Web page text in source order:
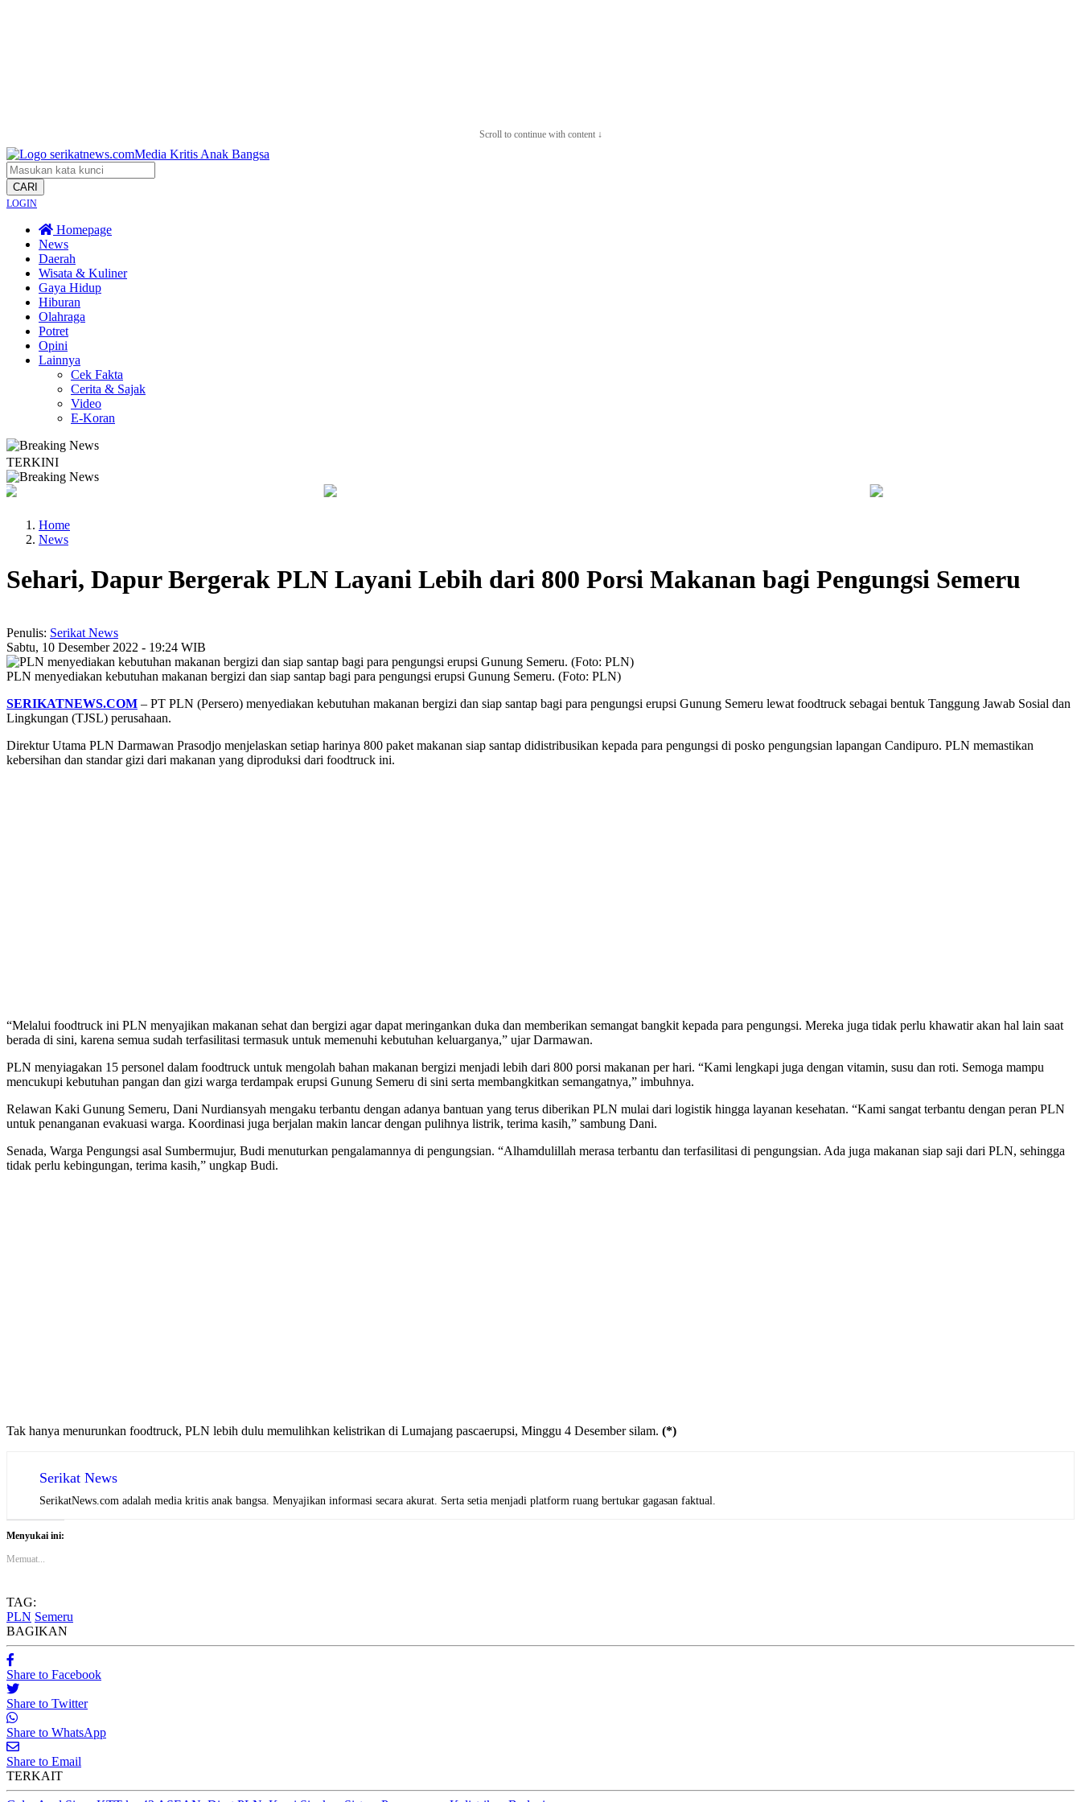
Scroll to continue with content ↓
CARI
LOGIN
Homepage
News
Daerah
Wisata & Kuliner
Gaya Hidup
Hiburan
Olahraga
Potret
Opini
Lainnya
Cek Fakta
Cerita & Sajak
Video
E-Koran
TERKINI
Demokrasi Ekonomi Bukan Sekadar Bernama Koperasi Lima Pekerja Bangunan Dibunuh OPM, Komisi XIII: Negara Harus Jamin Rasa Aman bagi Pekerja Sipil Ketika Koperasi Memikul Negara
Home
News
Sehari, Dapur Bergerak PLN Layani Lebih dari 800 Porsi Makanan bagi Pengungsi Semeru
Penulis: Serikat News
Sabtu, 10 Desember 2022 - 19:24 WIB
PLN menyediakan kebutuhan makanan bergizi dan siap santap bagi para pengungsi erupsi Gunung Semeru. (Foto: PLN)
SERIKATNEWS.COM – PT PLN (Persero) menyediakan kebutuhan makanan bergizi dan siap santap bagi para pengungsi erupsi Gunung Semeru lewat foodtruck sebagai bentuk Tanggung Jawab Sosial dan
Lingkungan (TJSL) perusahaan.
Direktur Utama PLN Darmawan Prasodjo menjelaskan setiap harinya 800 paket makanan siap santap didistribusikan kepada para pengungsi di posko pengungsian lapangan Candipuro. PLN memastikan
kebersihan dan standar gizi dari makanan yang diproduksi dari foodtruck ini.
“Melalui foodtruck ini PLN menyajikan makanan sehat dan bergizi agar dapat meringankan duka dan memberikan semangat bangkit kepada para pengungsi. Mereka juga tidak perlu khawatir akan hal lain saat
berada di sini, karena semua sudah terfasilitasi termasuk untuk memenuhi kebutuhan keluarganya,” ujar Darmawan.
PLN menyiagakan 15 personel dalam foodtruck untuk mengolah bahan makanan bergizi menjadi lebih dari 800 porsi makanan per hari. “Kami lengkapi juga dengan vitamin, susu dan roti. Semoga mampu
mencukupi kebutuhan pangan dan gizi warga terdampak erupsi Gunung Semeru di sini serta membangkitkan semangatnya,” imbuhnya.
Relawan Kaki Gunung Semeru, Dani Nurdiansyah mengaku terbantu dengan adanya bantuan yang terus diberikan PLN mulai dari logistik hingga layanan kesehatan. “Kami sangat terbantu dengan peran PLN
untuk penanganan evakuasi warga. Koordinasi juga berjalan makin lancar dengan pulihnya listrik, terima kasih,” sambung Dani.
Senada, Warga Pengungsi asal Sumbermujur, Budi menuturkan pengalamannya di pengungsian. “Alhamdulillah merasa terbantu dan terfasilitasi di pengungsian. Ada juga makanan siap saji dari PLN, sehingga
tidak perlu kebingungan, terima kasih,” ungkap Budi.
Tak hanya menurunkan foodtruck, PLN lebih dulu memulihkan kelistrikan di Lumajang pascaerupsi, Minggu 4 Desember silam. (*)
Serikat News
SerikatNews.com adalah media kritis anak bangsa. Menyajikan informasi secara akurat. Serta setia menjadi platform ruang bertukar gagasan faktual.
Menyukai ini:
Memuat...
TAG:
PLN Semeru
BAGIKAN
Share to Facebook
Share to Twitter
Share to WhatsApp
Share to Email
TERKAIT